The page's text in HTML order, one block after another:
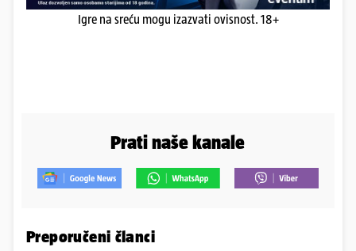
Igre na sreću mogu izazvati ovisnost. 18+
Prati naše kanale
Preporučeni članci